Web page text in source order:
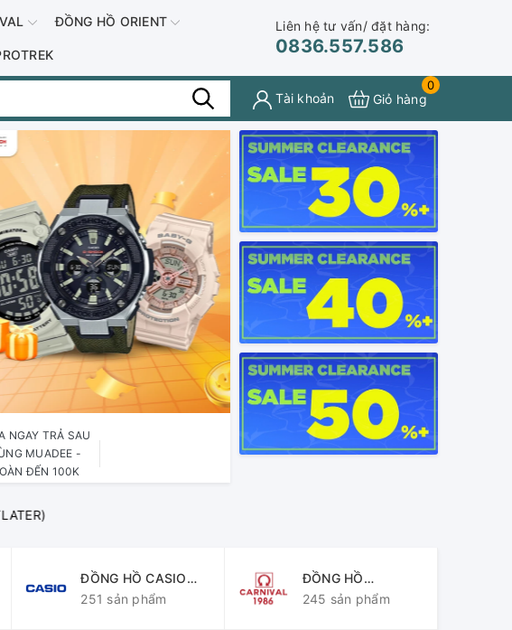
ĐỒNG HỒ ORIENT Liên hệ tư vấn/ đặt hàng:
0836.557.586
Tài khoản
0
Giỏ hàng
NGAY TRẢ SAU
MUADEE -
ĐẾN 100K
ĐỒNG HỒ CASIO
GENERAL
251 sản phẩm
ĐỒNG HỒ
CARNIVAL
245 sản phẩm